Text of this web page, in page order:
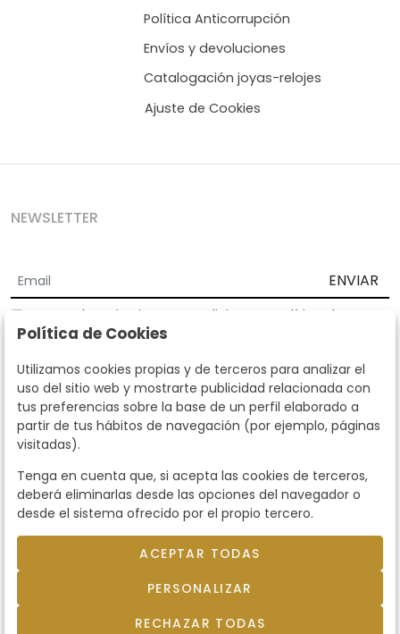
Política Anticorrupción
Envíos y devoluciones
Catalogación joyas-relojes
Ajuste de Cookies
NEWSLETTER
ENVIAR
Acepto los Términos y Condiciones
Política de
privacidad
Según la LOPD y disposiciones de desarrollo, informamos que sus
datos personales serán tratados por parte de Subastas Segre con la
finalidad de gestionar la relación comercial. Puede ejercitar los
derechos de acceso, rectificación, cancelación, oposición y demás
derechos en los términos establecidos en la normativa vigente
dirigiéndote a nosotros. Asimismo, nos puede solicitar el envío de
llamando al teléfono 915159584 o enviando un e-mail a
info@subastassegre.es
Este sitio está protegido por reCAPTCHA y se aplican la
Términos de servicio de Google.
© 2026
Desarrollado por Labelgrup Networks.
Política de Cookies
Utilizamos cookies propias y de terceros para analizar el
uso del sitio web y mostrarte publicidad relacionada con
tus preferencias sobre la base de un perfil elaborado a
partir de tus hábitos de navegación (por ejemplo, páginas
visitadas).
Tenga en cuenta que, si acepta las cookies de terceros,
deberá eliminarlas desde las opciones del navegador o
desde el sistema ofrecido por el propio tercero.
ACEPTAR TODAS
PERSONALIZAR
RECHAZAR TODAS